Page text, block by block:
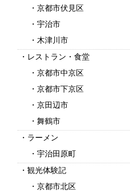
京都市伏見区
宇治市
木津川市
レストラン・食堂
京都市中京区
京都市下京区
京田辺市
舞鶴市
ラーメン
宇治田原町
観光体験記
京都市北区